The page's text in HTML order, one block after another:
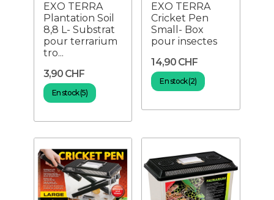
EXO TERRA
Plantation Soil
8,8 L- Substrat
pour terrarium
tro...
3,90 CHF
En stock (5)
EXO TERRA
Cricket Pen
Small- Box
pour insectes
14,90 CHF
En stock (2)